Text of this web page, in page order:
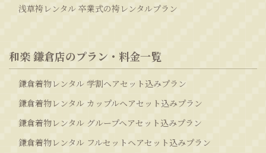
浅草袴レンタル 卒業式の袴レンタルプラン
和楽 鎌倉店のプラン・料金一覧
鎌倉着物レンタル 学割ヘアセット込みプラン
鎌倉着物レンタル カップルヘアセット込みプラン
鎌倉着物レンタル グループヘアセット込みプラン
鎌倉着物レンタル フルセットヘアセット込みプラン